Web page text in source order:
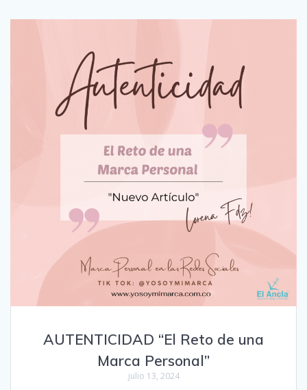
AUTENTICIDAD “El Reto de una
Marca Personal”
julio 13, 2024